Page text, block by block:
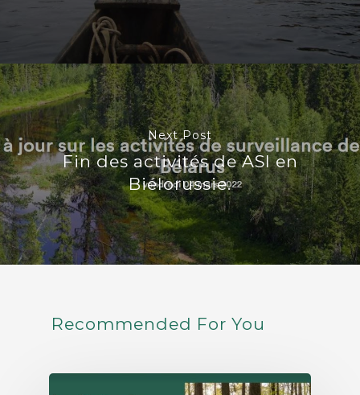
Next Post
Fin des activités de ASI en
Biélorussie.
Recommended For You